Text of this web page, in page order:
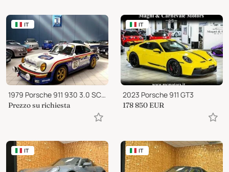
IT
1979 Porsche 911 930 3.0 SC ROTHMANS EVOCATION
Prezzo su richiesta
IT
2023 Porsche 911 GT3
178 850 EUR
IT IT